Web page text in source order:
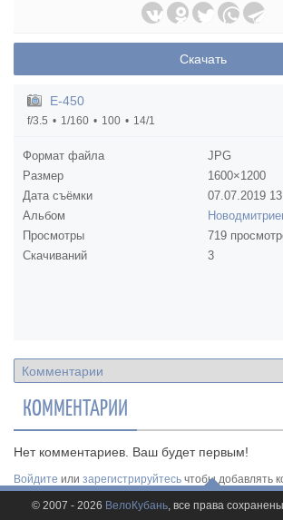
Скачать
E-450
f/3.5 1/160 100 14/1
Формат файла
JPG
Размер
1600×1200
Дата съёмки
07.07.2019
Альбом
Просмотры
719
Скачиваний
3
КОММЕНТАРИИ
Нет комментариев. Ваш будет первым!
Войдите или зарегистрируйтесь чтобы добавлять
© 2007 - 2026 ВелоКубань, все права